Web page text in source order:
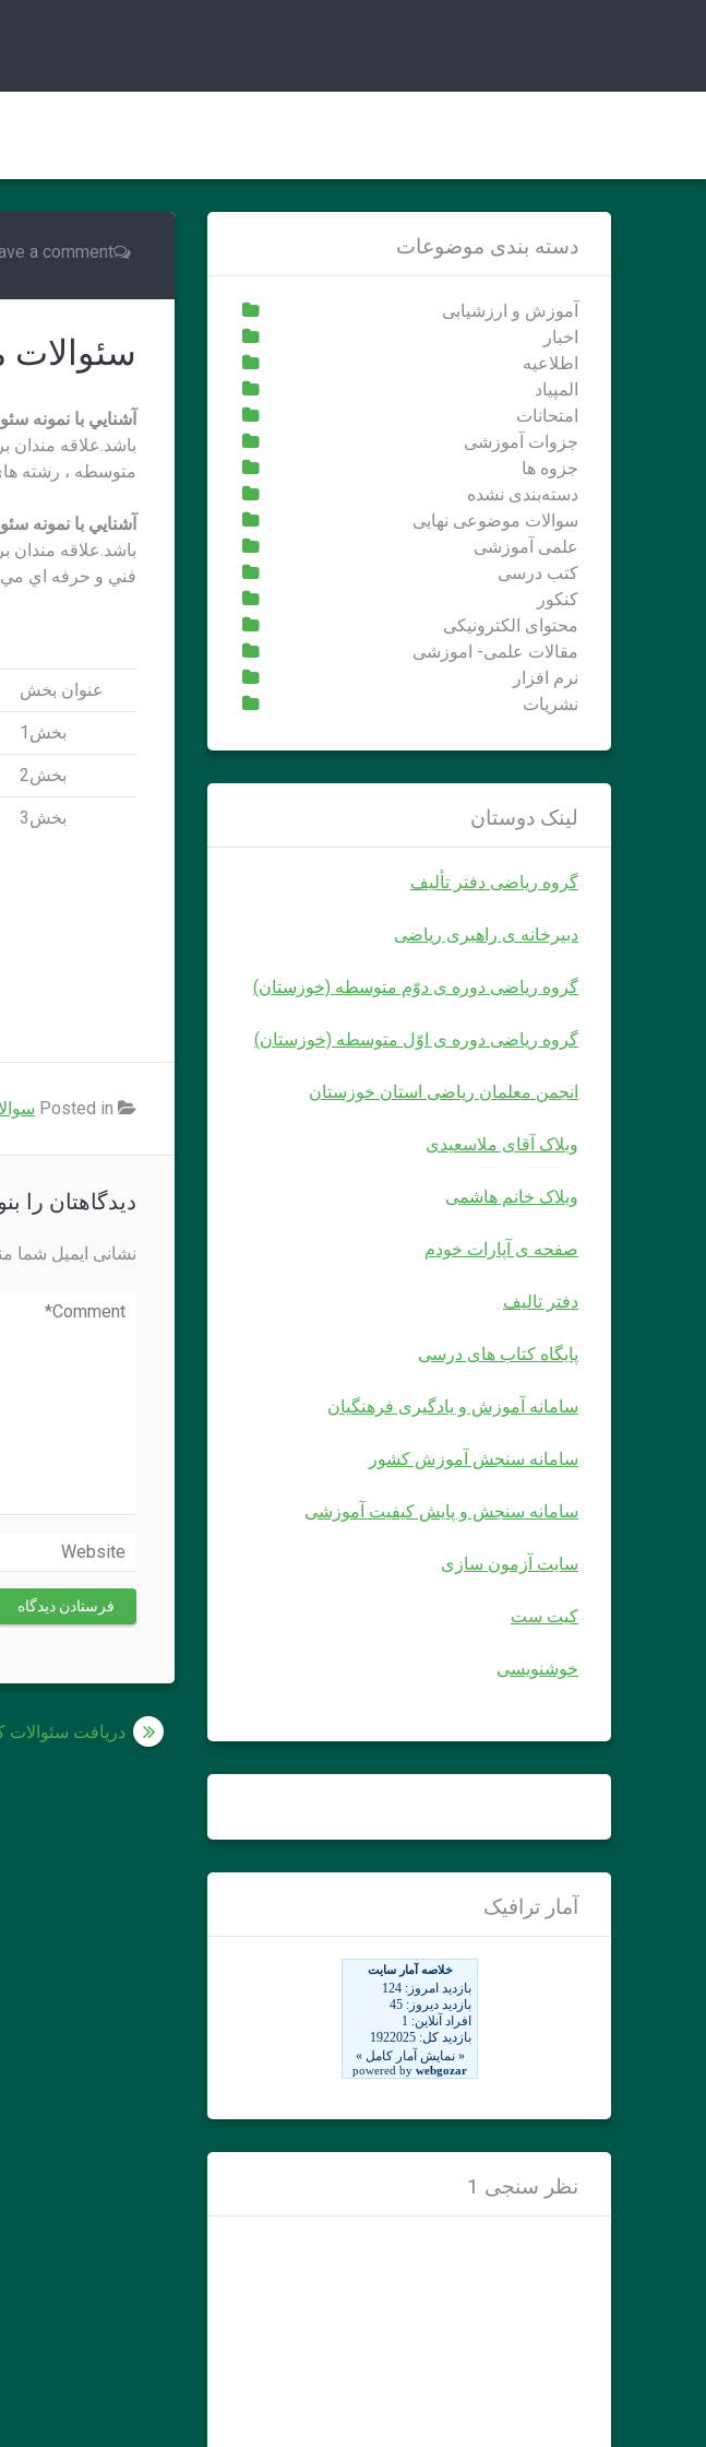
a comment
سئوالات
آشنايي با نمونه
باشد.علاقه
متوسطه ، رشته
آشنايي با نمونه
فني و حرفه اي مي
عنوان بخش
بخش1
بخش2
بخش3
دیدگاهتان را
نشانی ایمیل شما
راهبریدريافت سئوالات
دسته بندی موضوعات
آموزش و ارزشیابی
اخبار
اطلاعیه
المپیاد
امتحانات
جزوات آموزشی
جزوه ها
دسته‌بندی نشده
سوالات موضوعی نهایی
علمی آموزشی
کتب درسی
کنکور
محتوای الکترونیکی
مقالات علمی- اموزشی
نرم افزار
نشریات
لینک دوستان
گروه ریاضی دفتر تألیف
دبیرخانه ی راهبری ریاضی
گروه ریاضی دوره ی دوّم متوسطه (خوزستان)
گروه ریاضی دوره ی اوّل متوسطه (خوزستان)
انجمن معلمان ریاضی استان خوزستان
وبلاک آقای ملاسعیدی
وبلاک خانم هاشمی
صفحه ی آپارات خودم
دفتر تالیف
پایگاه کتاب های درسی
سامانه آموزش و یادگیری فرهنگیان
سامانه سنجش آموزش کشور
سامانه سنجش و پایش کیفیت آموزشی
سایت آزمون سازی
کیت ست
خوشنویسی
آمار ترافیک
نظر سنجی 1